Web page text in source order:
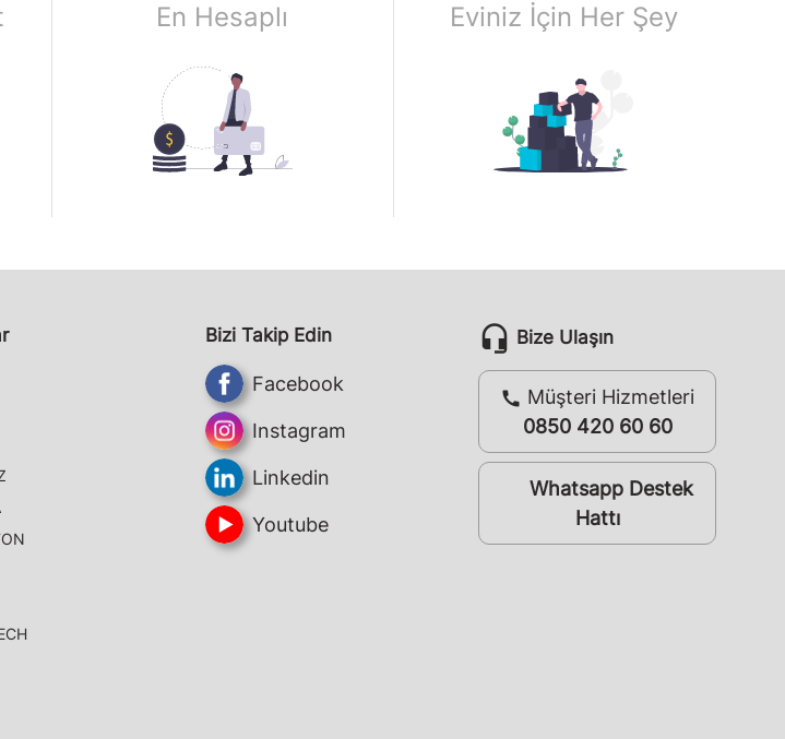
En Hesaplı Eviniz İçin Her Şey
Bizi Takip Edin
Facebook
Instagram
Linkedin
Youtube
headset_mic Bize Ulaşın
call Müşteri Hizmetleri
0850 420 60 60
whatsappWhatsapp Destek
Hattı